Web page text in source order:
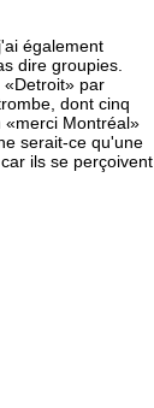
également
dire groupies.
«Detroit» par
dont cinq
«merci Montréal»
serait-ce qu'une
ils se perçoivent